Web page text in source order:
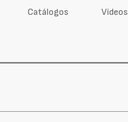
Catálogos Vídeos